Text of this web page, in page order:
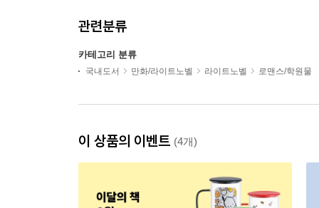
관련분류
카테고리 분류
국내도서 만화/라이트노벨 라이트노벨 로맨스/학원물
이 상품의 이벤트 (4개)